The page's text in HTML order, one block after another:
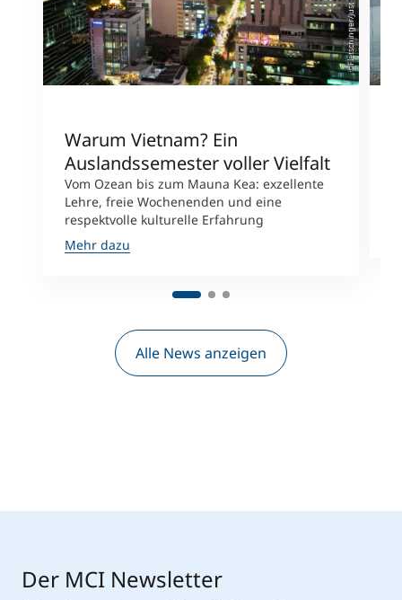
©Fletschinger/Just
Warum Vietnam? Ein
Auslandssemester voller Vielfalt
Vom Ozean bis zum Mauna Kea: exzellente
Lehre, freie Wochenenden und eine
respektvolle kulturelle Erfahrung
Mehr dazu
Alle News anzeigen
Der MCI Newsletter